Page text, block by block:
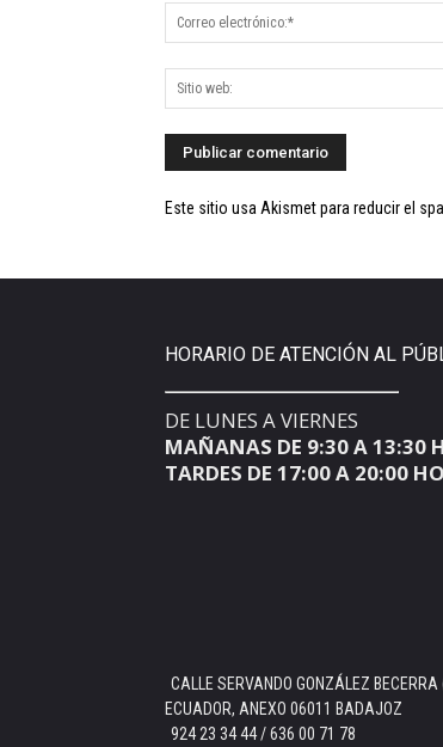
Este sitio usa Akismet para reducir el
HORARIO DE ATENCIÓN AL
DE LUNES A VIERNES
MAÑANAS DE 9:30 A 13:30
TARDES DE 17:00 A 20:00
CALLE SERVANDO GONZÁLEZ BECERRA
ECUADOR, ANEXO 06011 BADAJOZ
924 23 34 44 / 636 00 71 78